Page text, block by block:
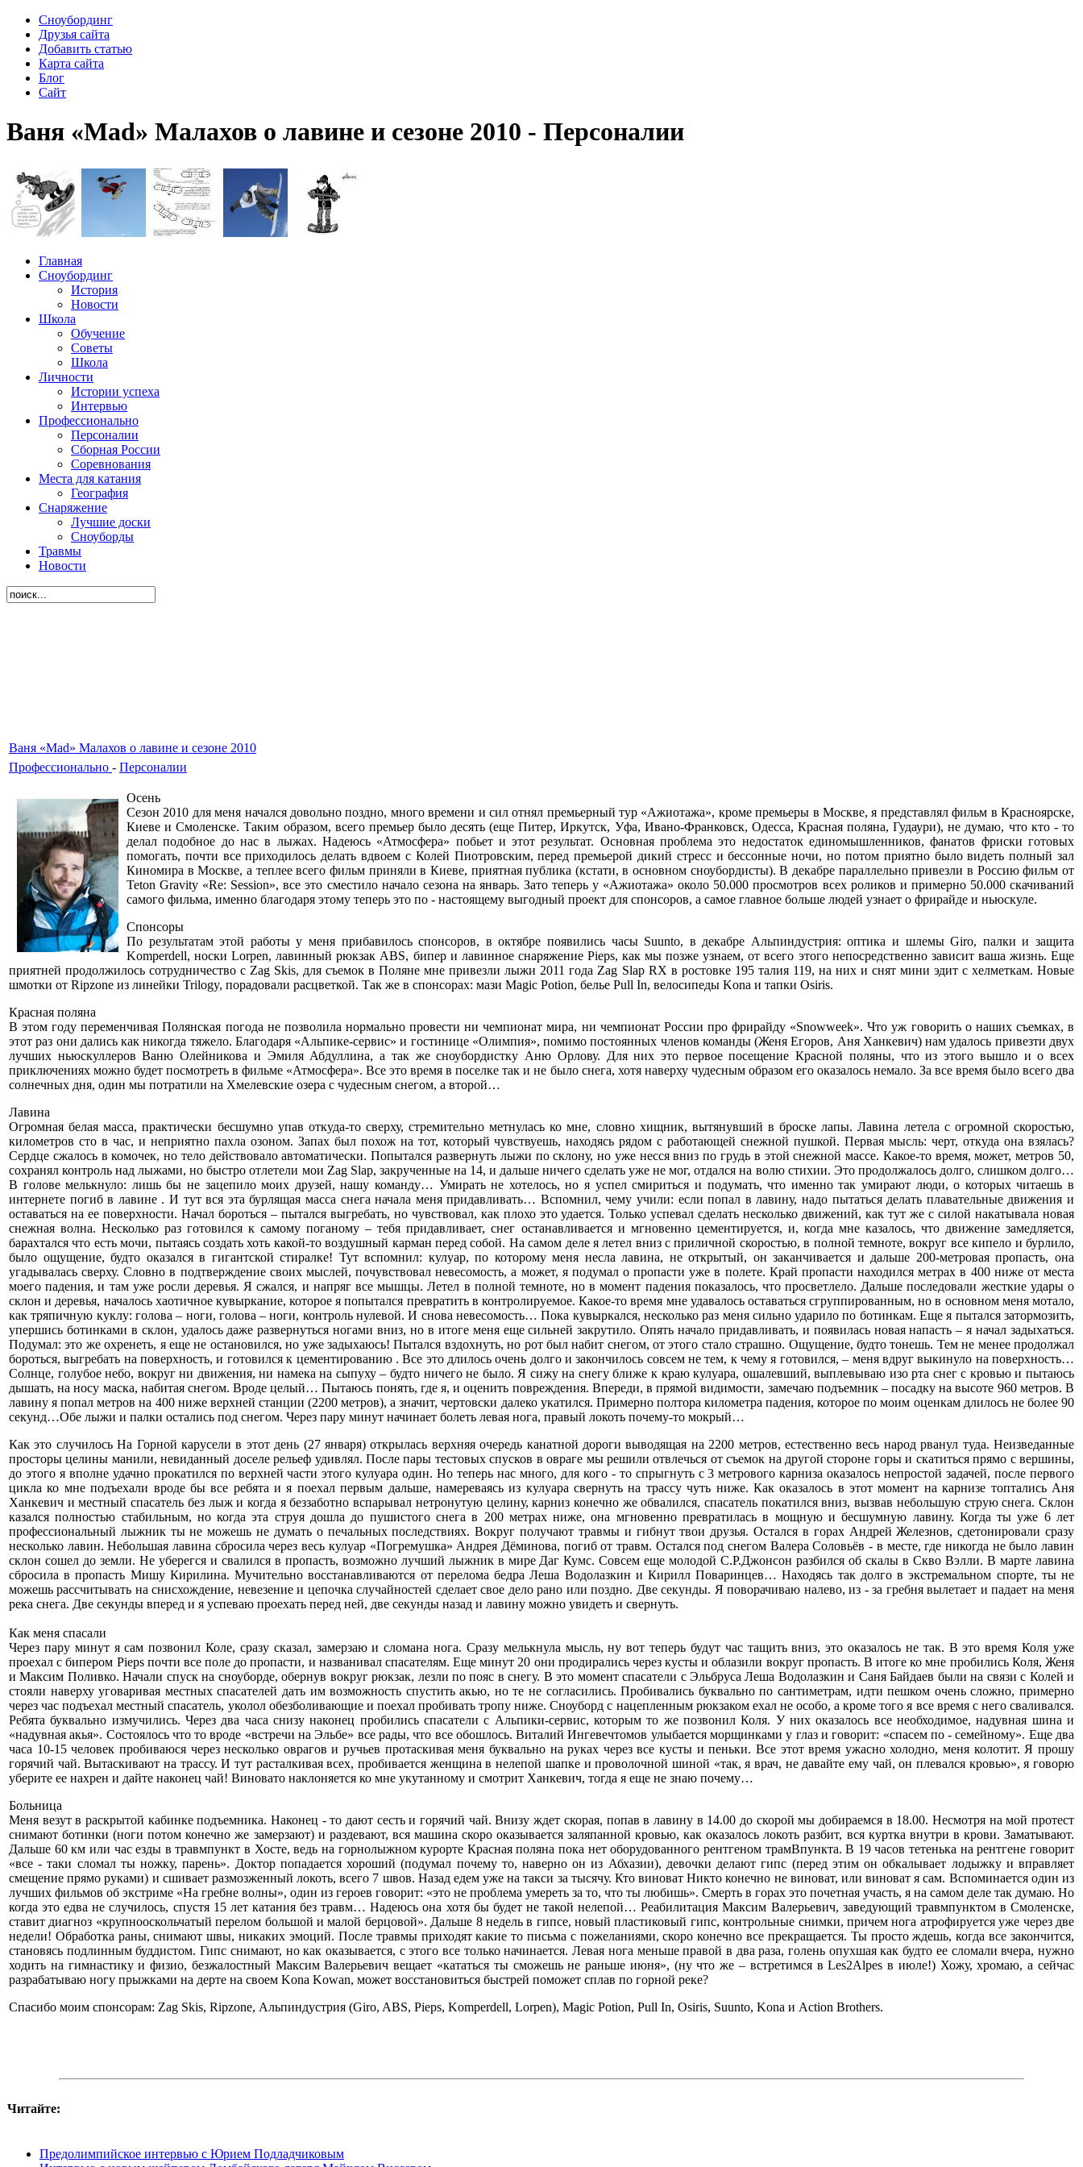
Сноубординг
Друзья сайта
Добавить статью
Карта сайта
Блог
Сайт
Ваня «Mad» Малахов о лавине и сезоне 2010 - Персоналии
Главная
Сноубординг
История
Новости
Школа
Обучение
Советы
Школа
Личности
Истории успеха
Интервью
Профессионально
Персоналии
Сборная России
Соревнования
Места для катания
География
Снаряжение
Лучшие доски
Сноуборды
Травмы
Новости
Ваня «Mad» Малахов о лавине и сезоне 2010
Профессионально - Персоналии
Осень
Сезон 2010 для меня начался довольно поздно, много времени и сил отнял премьерный тур «Ажиотажа», кроме премьеры в Москве, я представлял фильм в Красноярске,
Киеве и Смоленске. Таким образом, всего премьер было десять (еще Питер, Иркутск, Уфа, Ивано-Франковск, Одесса, Красная поляна, Гудаури), не думаю, что кто - то
делал подобное до нас в лыжах. Надеюсь «Атмосфера» побьет и этот результат. Основная проблема это недостаток единомышленников, фанатов фриски готовых
помогать, почти все приходилось делать вдвоем с Колей Пиотровским, перед премьерой дикий стресс и бессонные ночи, но потом приятно было видеть полный зал
Киномира в Москве, а теплее всего фильм приняли в Киеве, приятная публика (кстати, в основном сноубордисты). В декабре параллельно привезли в Россию фильм от
Teton Gravity «Re: Session», все это сместило начало сезона на январь. Зато теперь у «Ажиотажа» около 50.000 просмотров всех роликов и примерно 50.000 скачиваний
самого фильма, именно благодаря этому теперь это по - настоящему выгодный проект для спонсоров, а самое главное больше людей узнает о фрирайде и ньюскуле.
Спонсоры
По результатам этой работы у меня прибавилось спонсоров, в октябре появились часы Suunto, в декабре Альпиндустрия: оптика и шлемы Giro, палки и защита
Komperdell, носки Lorpen, лавинный рюкзак ABS, бипер и лавинное снаряжение Pieps, как мы позже узнаем, от всего этого непосредственно зависит ваша жизнь. Еще
приятней продолжилось сотрудничество с Zag Skis, для съемок в Поляне мне привезли лыжи 2011 года Zag Slap RX в ростовке 195 талия 119, на них и снят мини эдит с хелметкам. Новые
шмотки от Ripzone из линейки Trilogy, порадовали расцветкой. Так же в спонсорах: мази Magic Potion, белье Pull In, велосипеды Kona и тапки Osiris.
Красная поляна
В этом году переменчивая Полянская погода не позволила нормально провести ни чемпионат мира, ни чемпионат России про фрирайду «Snowweek». Что уж говорить о наших съемках, в
этот раз они дались как никогда тяжело. Благодаря «Альпике-сервис» и гостинице «Олимпия», помимо постоянных членов команды (Женя Егоров, Аня Ханкевич) нам удалось привезти двух
лучших ньюскуллеров Ваню Олейникова и Эмиля Абдуллина, а так же сноубордистку Аню Орлову. Для них это первое посещение Красной поляны, что из этого вышло и о всех
приключениях можно будет посмотреть в фильме «Атмосфера». Все это время в поселке так и не было снега, хотя наверху чудесным образом его оказалось немало. За все время было всего два
солнечных дня, один мы потратили на Хмелевские озера с чудесным снегом, а второй…
Лавина
Огромная белая масса, практически бесшумно упав откуда-то сверху, стремительно метнулась ко мне, словно хищник, вытянувший в броске лапы. Лавина летела с огромной скоростью,
километров сто в час, и неприятно пахла озоном. Запах был похож на тот, который чувствуешь, находясь рядом с работающей снежной пушкой. Первая мысль: черт, откуда она взялась?
Сердце сжалось в комочек, но тело действовало автоматически. Попытался развернуть лыжи по склону, но уже несся вниз по грудь в этой снежной массе. Какое-то время, может, метров 50,
сохранял контроль над лыжами, но быстро отлетели мои Zag Slap, закрученные на 14, и дальше ничего сделать уже не мог, отдался на волю стихии. Это продолжалось долго, слишком долго…
В голове мелькнуло: лишь бы не зацепило моих друзей, нашу команду… Умирать не хотелось, но я успел смириться и подумать, что именно так умирают люди, о которых читаешь в
интернете погиб в лавине . И тут вся эта бурлящая масса снега начала меня придавливать… Вспомнил, чему учили: если попал в лавину, надо пытаться делать плавательные движения и
оставаться на ее поверхности. Начал бороться – пытался выгребать, но чувствовал, как плохо это удается. Только успевал сделать несколько движений, как тут же с силой накатывала новая
снежная волна. Несколько раз готовился к самому поганому – тебя придавливает, снег останавливается и мгновенно цементируется, и, когда мне казалось, что движение замедляется,
барахтался что есть мочи, пытаясь создать хоть какой-то воздушный карман перед собой. На самом деле я летел вниз с приличной скоростью, в полной темноте, вокруг все кипело и бурлило,
было ощущение, будто оказался в гигантской стиралке! Тут вспомнил: кулуар, по которому меня несла лавина, не открытый, он заканчивается и дальше 200-метровая пропасть, она
угадывалась сверху. Словно в подтверждение своих мыслей, почувствовал невесомость, а может, я подумал о пропасти уже в полете. Край пропасти находился метрах в 400 ниже от места
моего падения, и там уже росли деревья. Я сжался, и напряг все мышцы. Летел в полной темноте, но в момент падения показалось, что просветлело. Дальше последовали жесткие удары о
склон и деревья, началось хаотичное кувыркание, которое я попытался превратить в контролируемое. Какое-то время мне удавалось оставаться сгруппированным, но в основном меня мотало,
как тряпичную куклу: голова – ноги, голова – ноги, контроль нулевой. И снова невесомость… Пока кувыркался, несколько раз меня сильно ударило по ботинкам. Еще я пытался затормозить,
упершись ботинками в склон, удалось даже развернуться ногами вниз, но в итоге меня еще сильней закрутило. Опять начало придавливать, и появилась новая напасть – я начал задыхаться.
Подумал: это же охренеть, я еще не остановился, но уже задыхаюсь! Пытался вздохнуть, но рот был набит снегом, от этого стало страшно. Ощущение, будто тонешь. Тем не менее продолжал
бороться, выгребать на поверхность, и готовился к цементированию . Все это длилось очень долго и закончилось совсем не тем, к чему я готовился, – меня вдруг выкинуло на поверхность…
Солнце, голубое небо, вокруг ни движения, ни намека на сыпуху – будто ничего не было. Я сижу на снегу ближе к краю кулуара, ошалевший, выплевываю изо рта снег с кровью и пытаюсь
дышать, на носу маска, набитая снегом. Вроде целый… Пытаюсь понять, где я, и оценить повреждения. Впереди, в прямой видимости, замечаю подъемник – посадку на высоте 960 метров. В
лавину я попал метров на 400 ниже верхней станции (2200 метров), а значит, чертовски далеко укатился. Примерно полтора километра падения, которое по моим оценкам длилось не более 90
секунд…Обе лыжи и палки остались под снегом. Через пару минут начинает болеть левая нога, правый локоть почему-то мокрый…
Как это случилось На Горной карусели в этот день (27 января) открылась верхняя очередь канатной дороги выводящая на 2200 метров, естественно весь народ рванул туда. Неизведанные
просторы целины манили, невиданный доселе рельеф удивлял. После пары тестовых спусков в овраге мы решили отвлечься от съемок на другой стороне горы и скатиться прямо с вершины,
до этого я вполне удачно прокатился по верхней части этого кулуара один. Но теперь нас много, для кого - то спрыгнуть с 3 метрового карниза оказалось непростой задачей, после первого
цикла ко мне подъехали вроде бы все ребята и я поехал первым дальше, намереваясь из кулуара свернуть на трассу чуть ниже. Как оказалось в этот момент на карнизе топтались Аня
Ханкевич и местный спасатель без лыж и когда я беззаботно вспарывал нетронутую целину, карниз конечно же обвалился, спасатель покатился вниз, вызвав небольшую струю снега. Склон
казался полностью стабильным, но когда эта струя дошла до пушистого снега в 200 метрах ниже, она мгновенно превратилась в мощную и бесшумную лавину. Когда ты уже 6 лет
профессиональный лыжник ты не можешь не думать о печальных последствиях. Вокруг получают травмы и гибнут твои друзья. Остался в горах Андрей Железнов, сдетонировали сразу
несколько лавин. Небольшая лавина сбросила через весь кулуар «Погремушка» Андрея Дёминова, погиб от травм. Остался под снегом Валера Соловьёв - в месте, где никогда не было лавин
склон сошел до земли. Не уберегся и свалился в пропасть, возможно лучший лыжник в мире Даг Кумс. Совсем еще молодой С.Р.Джонсон разбился об скалы в Скво Вэлли. В марте лавина
сбросила в пропасть Мишу Кирилина. Мучительно восстанавливаются от перелома бедра Леша Водолазкин и Кирилл Поваринцев… Находясь так долго в экстремальном спорте, ты не
можешь рассчитывать на снисхождение, невезение и цепочка случайностей сделает свое дело рано или поздно. Две секунды. Я поворачиваю налево, из - за гребня вылетает и падает на меня
река снега. Две секунды вперед и я успеваю проехать перед ней, две секунды назад и лавину можно увидеть и свернуть.
Как меня спасали
Через пару минут я сам позвонил Коле, сразу сказал, замерзаю и сломана нога. Сразу мелькнула мысль, ну вот теперь будут час тащить вниз, это оказалось не так. В это время Коля уже
проехал с бипером Pieps почти все поле до пропасти, и названивал спасателям. Еще минут 20 они продирались через кусты и облазили вокруг пропасть. В итоге ко мне пробились Коля, Женя
и Максим Поливко. Начали спуск на сноуборде, обернув вокруг рюкзак, лезли по пояс в снегу. В это момент спасатели с Эльбруса Леша Водолазкин и Саня Байдаев были на связи с Колей и
стояли наверху уговаривая местных спасателей дать им возможность спустить акью, но те не согласились. Пробивались буквально по сантиметрам, идти пешком очень сложно, примерно
через час подъехал местный спасатель, уколол обезболивающие и поехал пробивать тропу ниже. Сноуборд с нацепленным рюкзаком ехал не особо, а кроме того я все время с него сваливался.
Ребята буквально измучились. Через два часа снизу наконец пробились спасатели с Альпики-сервис, которым то же позвонил Коля. У них оказалось все необходимое, надувная шина и
«надувная акья». Состоялось что то вроде «встречи на Эльбе» все рады, что все обошлось. Виталий Ингевечтомов улыбается морщинками у глаз и говорит: «спасем по - семейному». Еще два
часа 10-15 человек пробиваюся через несколько оврагов и ручьев протаскивая меня буквально на руках через все кусты и пеньки. Все этот время ужасно холодно, меня колотит. Я прошу
горячий чай. Вытаскивают на трассу. И тут расталкивая всех, пробивается женщина в нелепой шапке и проволочной шиной «так, я врач, не давайте ему чай, он плевался кровью», я говорю
уберите ее нахрен и дайте наконец чай! Виновато наклоняется ко мне укутанному и смотрит Ханкевич, тогда я еще не знаю почему…
Больница
Меня везут в раскрытой кабинке подъемника. Наконец - то дают сесть и горячий чай. Внизу ждет скорая, попав в лавину в 14.00 до скорой мы добираемся в 18.00. Несмотря на мой протест
снимают ботинки (ноги потом конечно же замерзают) и раздевают, вся машина скоро оказывается заляпанной кровью, как оказалось локоть разбит, вся куртка внутри в крови. Заматывают.
Дальше 60 км или час езды в травмпункт в Хосте, ведь на горнолыжном курорте Красная поляна пока нет оборудованного рентгеном трамВпункта. В 19 часов тетенька на рентгене говорит
«все - таки сломал ты ножку, парень». Доктор попадается хороший (подумал почему то, наверно он из Абхазии), девочки делают гипс (перед этим он обкалывает лодыжку и вправляет
смещение прямо руками) и сшивает размозженный локоть, всего 7 швов. Назад едем уже на такси за тысячу. Кто виноват Никто конечно не виноват, или виноват я сам. Вспоминается один из
лучших фильмов об экстриме «На гребне волны», один из героев говорит: «это не проблема умереть за то, что ты любишь». Смерть в горах это почетная участь, я на самом деле так думаю. Но
когда это едва не случилось, спустя 15 лет катания без травм… Надеюсь она хотя бы будет не такой нелепой… Реабилитация Максим Валерьевич, заведующий травмпунктом в Смоленске,
ставит диагноз «крупнооскольчатый перелом большой и малой берцовой». Дальше 8 недель в гипсе, новый пластиковый гипс, контрольные снимки, причем нога атрофируется уже через две
недели! Обработка раны, снимают швы, никаких эмоций. После травмы приходят какие то письма с пожеланиями, скоро конечно все прекращается. Ты просто ждешь, когда все закончится,
становясь подлинным буддистом. Гипс снимают, но как оказывается, с этого все только начинается. Левая нога меньше правой в два раза, голень опухшая как будто ее сломали вчера, нужно
ходить на гимнастику и физио, безжалостный Максим Валерьевич вещает «кататься ты сможешь не раньше июня», (ну что же – встретимся в Les2Alpes в июле!) Хожу, хромаю, а сейчас
разрабатываю ногу прыжками на дерте на своем Kona Kowan, может восстановиться быстрей поможет сплав по горной реке?
Спасибо моим спонсорам: Zag Skis, Ripzone, Альпиндустрия (Giro, ABS, Pieps, Komperdell, Lorpen), Magic Potion, Pull In, Osiris, Suunto, Kona и Action Brothers.
Читайте:
Предолимпийское интервью с Юрием Подладчиковым